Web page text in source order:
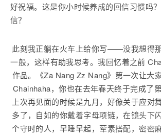
好祝福。这是你小时候养成的回信习惯吗
信？
此刻我正躺在火车上给你写——没我想得
一般，这样有助我思考。我回忆着之前
作品。《Za Nang Zz Nang》第一次让大
Chainhaha，你也在去年春天终于完成了
上次再见面的时候是九月，好像关于应对
多了，自如的你戴着字母项链，在镜头下
个守时的人，早睡早起，荤素搭配，密密